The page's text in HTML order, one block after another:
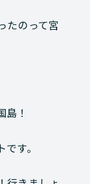
たのって宮
！
す。